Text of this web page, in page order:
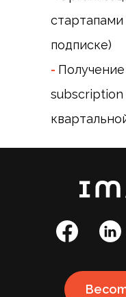
подписке)
-
subscription